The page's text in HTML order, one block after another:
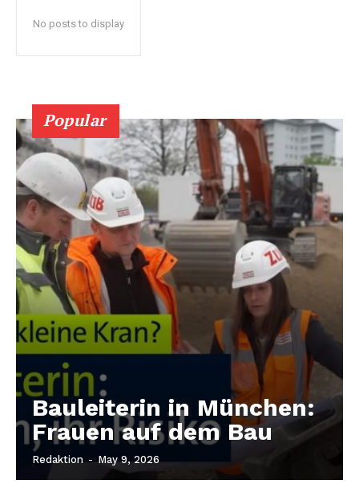
No posts to display
Popular
Bauleiterin in München:
Frauen auf dem Bau
Redaktion - May 9, 2026